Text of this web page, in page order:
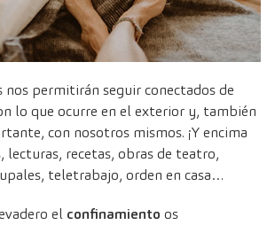
nos permitirán seguir conectados de
lo que ocurre en el exterior y, también
con nosotros mismos. ¡Y encima
lecturas, recetas, obras de teatro,
teletrabajo, orden en casa…
el confinamiento os